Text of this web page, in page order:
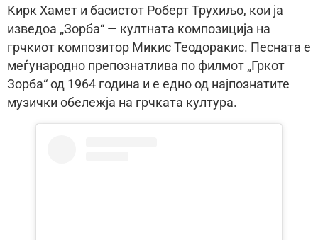
Кирк Хамет и басистот Роберт Трухиљо, кои ја
изведоа „Зорба“ — култната композиција на
грчкиот композитор Микис Теодоракис. Песната е
меѓународно препознатлива по филмот „Гркот
Зорба“ од 1964 година и е едно од најпознатите
музички обележја на грчката култура.